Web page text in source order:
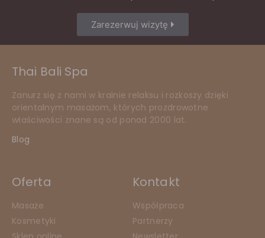
Zarezerwuj wizytę
Thai Bali Spa
Zanurz się z nami w krainie relaksu i rozkoszy dzięki
orientalnym masażom, których prozdrowotne
właściwości znane są od ponad 2000 lat.
Blog
Oferta
Masaże
Kosmetyki
Kontakt
Współpraca
Partnerzy